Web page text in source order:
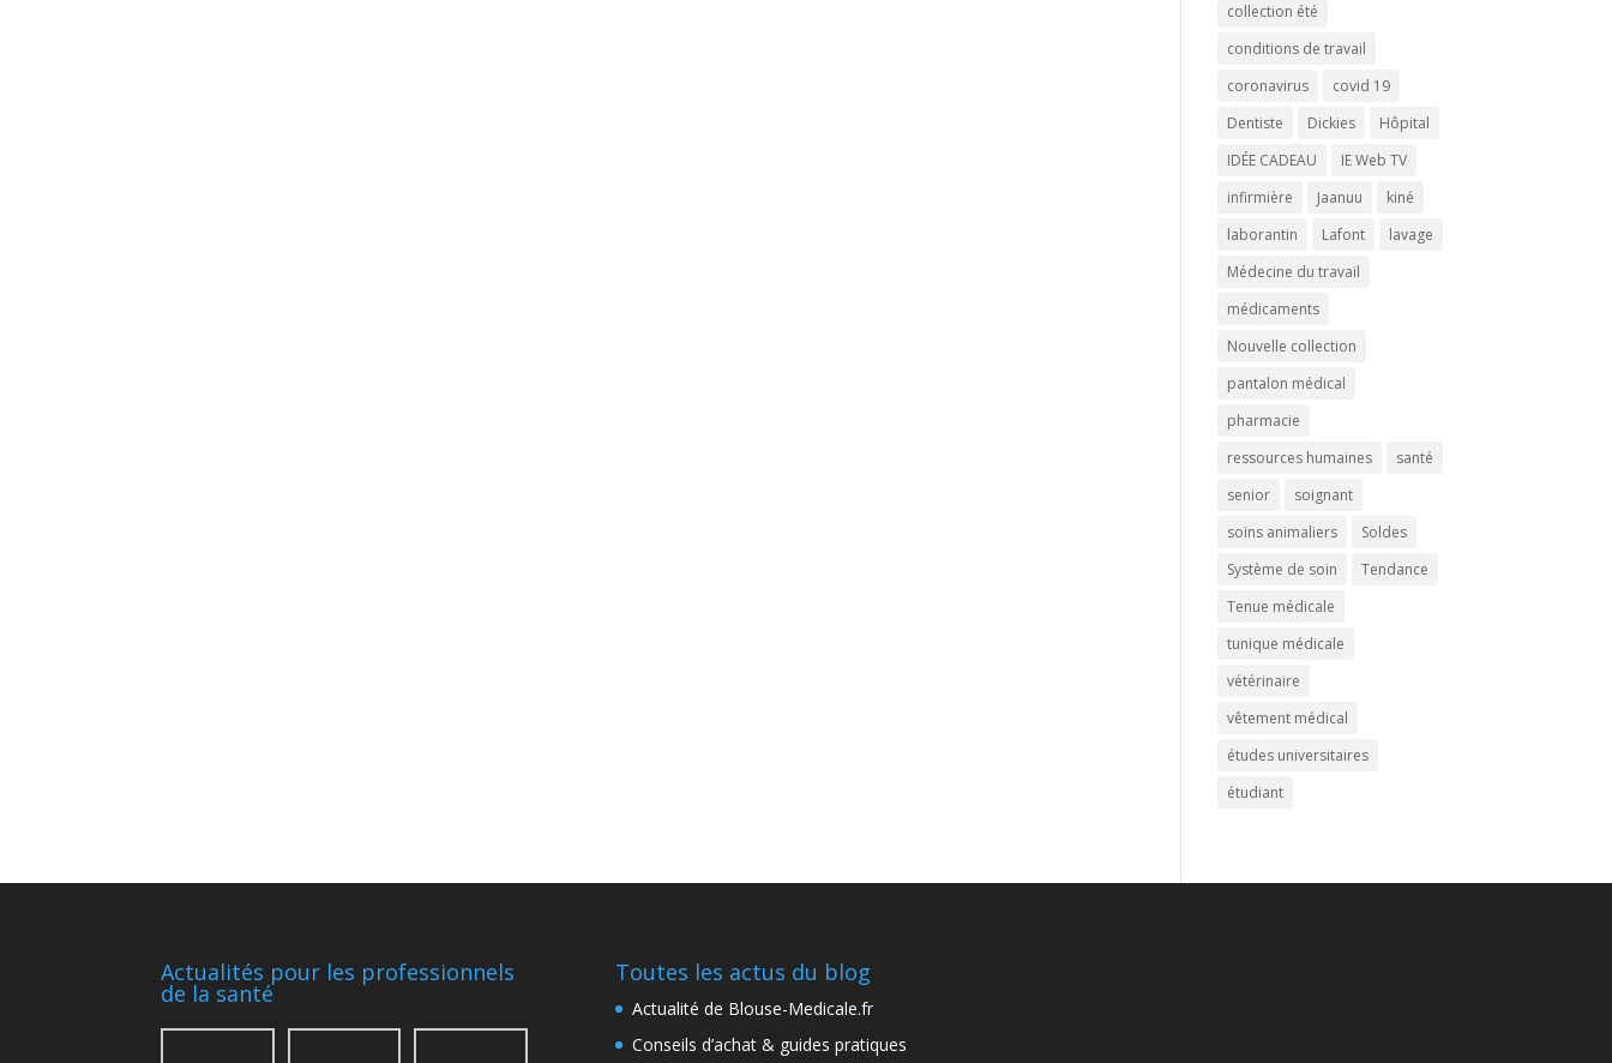
collection été
conditions de travail
coronavirus
covid 19
Dentiste
Dickies
Hôpital
IDÉE CADEAU
IE Web TV
infirmière
Jaanuu
kiné
laborantin
Lafont
lavage
Médecine du travail
médicaments
Nouvelle collection
pantalon médical
pharmacie
ressources humaines
santé
senior
soignant
soins animaliers
Soldes
Système de soin
Tendance
Tenue médicale
tunique médicale
vétérinaire
vêtement médical
études universitaires
étudiant
Actualités pour les professionnels
de la santé
Toutes les actus du blog
Actualité de Blouse-Medicale.fr
Conseils d’achat & guides pratiques